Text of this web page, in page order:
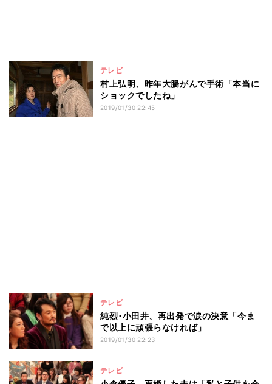
テレビ
村上弘明、昨年大腸がんで手術「本当に
ショックでしたね」
2019/01/30 22:45
テレビ
純烈･小田井、再出発で涙の決意「今ま
で以上に頑張らなければ」
2019/01/30 22:23
テレビ